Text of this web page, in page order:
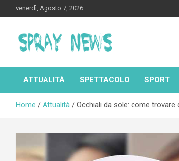
to
venerdì, Agosto 7, 2026
Spraynews.it
ATTUALITÀ SPETTACOLO SPORT
Home Attualità Occhiali da sole: come trovare